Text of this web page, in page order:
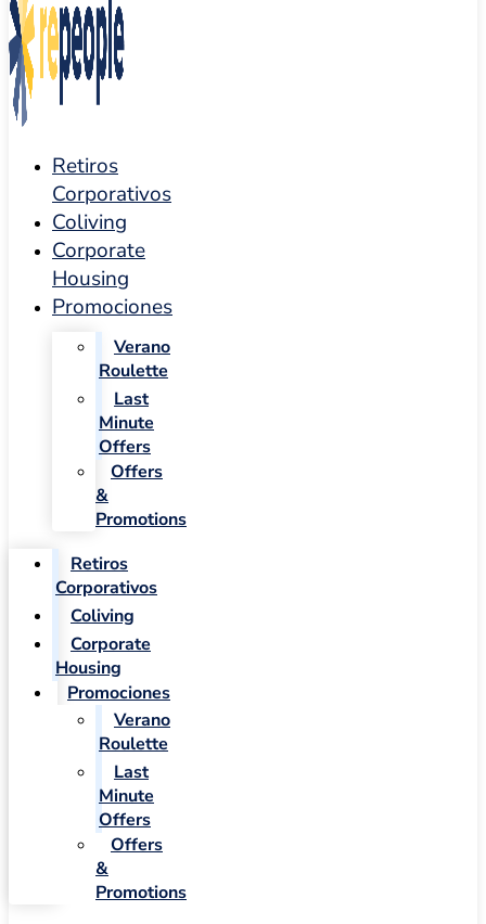
Retiros
Corporativos
Coliving
Corporate
Housing
Promociones
Verano
Roulette
Last
Minute
Offers
Offers
&
Promotions
Retiros
Corporativos
Coliving
Corporate
Housing
Promociones
Verano
Roulette
Last
Minute
Offers
Offers
&
Promotions